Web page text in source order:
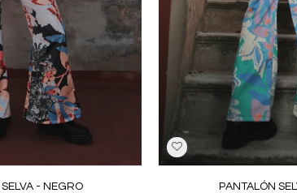
- NEGRO PANTALÓN